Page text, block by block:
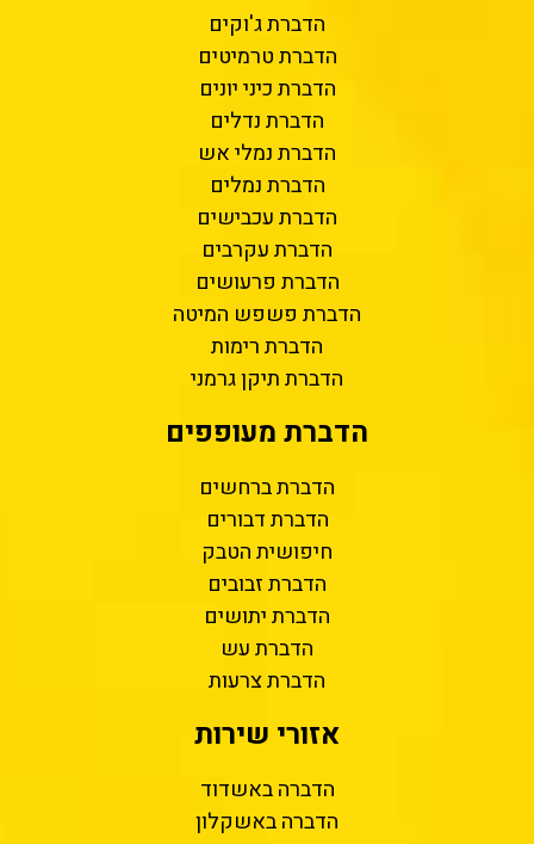
הדברת ג'וקים
הדברת טרמיטים
הדברת כיני יונים
הדברת נדלים
הדברת נמלי אש
הדברת נמלים
הדברת עכבישים
הדברת עקרבים
הדברת פרעושים
הדברת פשפש המיטה
הדברת רימות
הדברת תיקן גרמני
הדברת מעופפים
הדברת ברחשים
הדברת דבורים
חיפושית הטבק
הדברת זבובים
הדברת יתושים
הדברת עש
הדברת צרעות
אזורי שירות
הדברה באשדוד
הדברה באשקלון